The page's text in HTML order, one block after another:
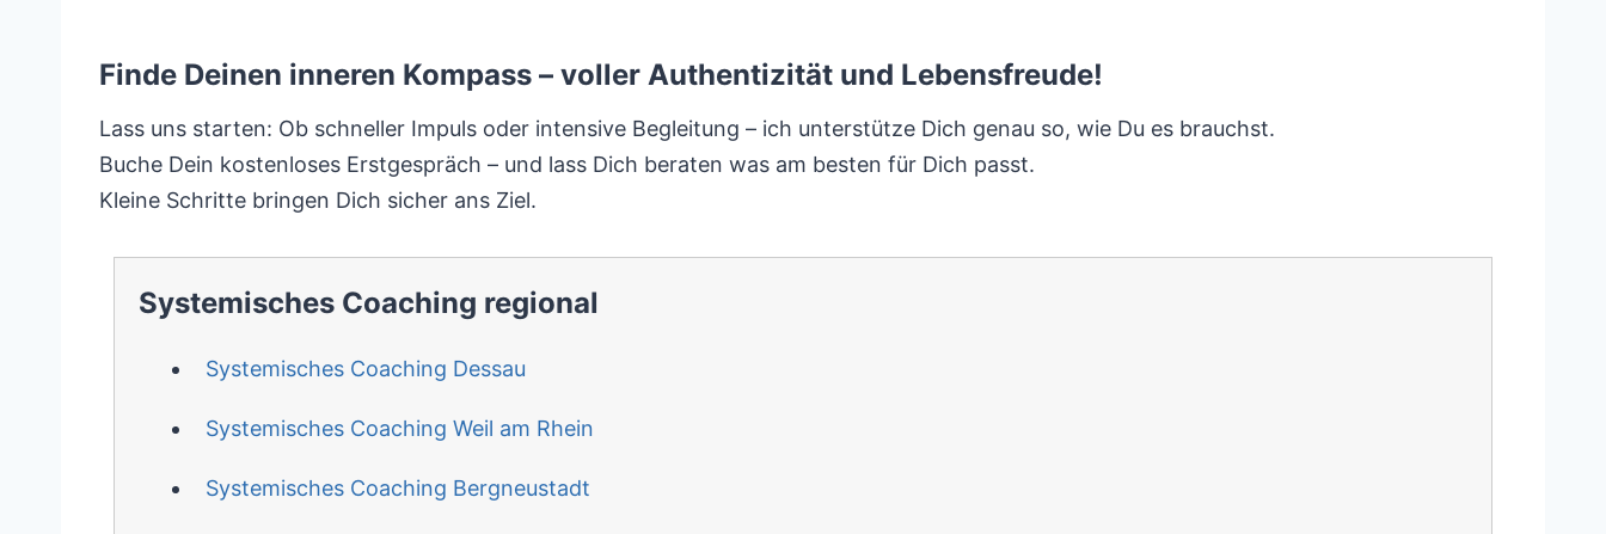
Finde Deinen inneren Kompass – voller Authentizität und Lebensfreude!
Lass uns starten: Ob schneller Impuls oder intensive Begleitung – ich unterstütze Dich genau so, wie Du es brauchst.
Buche Dein kostenloses Erstgespräch – und lass Dich beraten was am besten für Dich passt.
Kleine Schritte bringen Dich sicher ans Ziel.
Systemisches Coaching regional
Systemisches Coaching Dessau
Systemisches Coaching Weil am Rhein
Systemisches Coaching Bergneustadt